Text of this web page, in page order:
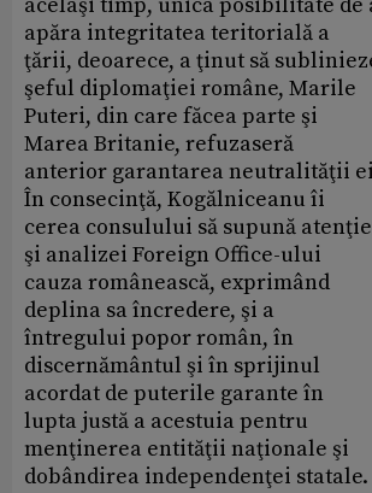
acelaşi timp, unica posibilitate de
apăra integritatea teritorială a
ţării, deoarece, a ţinut să
şeful diplomaţiei române, Marile
Puteri, din care făcea parte şi
Marea Britanie, refuzaseră
anterior garantarea neutralităţii
În consecinţă, Kogălniceanu îi
cerea consulului să supună
şi analizei Foreign Office-ului
cauza românească, exprimând
deplina sa încredere, şi a
întregului popor român, în
discernământul şi în sprijinul
acordat de puterile garante în
lupta justă a acestuia pentru
menţinerea entităţii naţionale şi
dobândirea independenţei statale.